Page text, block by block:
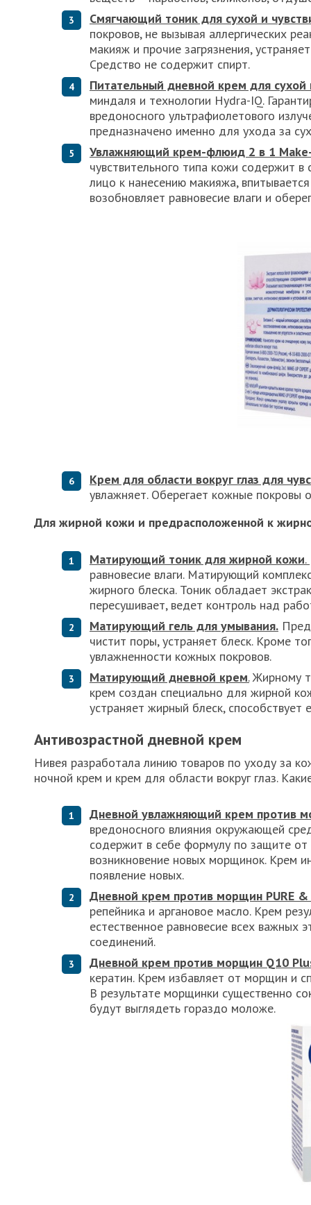
Смягчающий тоник для сухой и
покровов, не вызывая аллергических
макияж и прочие загрязнения,
Средство не содержит спирт.
Питательный дневной крем для сухой
миндаля и технологии Hydra-IQ.
вредоносного ультрафиолетового
предназначено именно для ухода за
Увлажняющий крем-флюид 2 в 1
чувствительного типа кожи содержит
лицо к нанесению макияжа,
возобновляет равновесие влаги и
Крем для области вокруг глаз для
увлажняет. Оберегает кожные покровы
Для жирной кожи и предрасположенной к
Матирующий тоник для жирной кожи.
равновесие влаги. Матирующий
жирного блеска. Тоник обладает
пересушивает, ведет контроль над
Матирующий гель для умывания.
чистит поры, устраняет блеск. Кроме
увлажненности кожных покровов.
Матирующий дневной крем.Жирному
крем создан специально для жирной
устраняет жирный блеск, способствует
Антивозрастной дневной крем
Нивея разработала линию товаров по уходу за
ночной крем и крем для области вокруг глаз.
Дневной увлажняющий крем против
вредоносного влияния окружающей
содержит в себе формулу по защите
возникновение новых морщинок. Крем
появление новых.
Дневной крем против морщин PURE &
репейника и аргановое масло. Крем
естественное равновесие всех важных
соединений.
Дневной крем против морщин Q10
кератин. Крем избавляет от морщин и
В результате морщинки существенно
будут выглядеть гораздо моложе.